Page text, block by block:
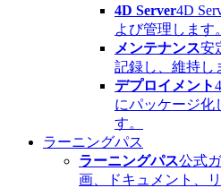
4D Server4D
よび管理します。
メンテナンス安
記録し、維持し
デプロイメント
にパッケージ化
す。
ラーニングパス
ラーニングパス公式
画、ドキュメント、